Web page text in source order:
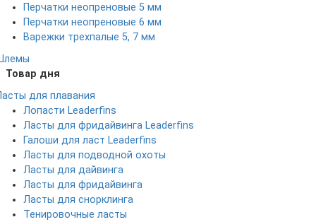
Перчатки неопреновые 5 мм
Перчатки неопреновые 6 мм
Варежки трехпалые 5, 7 мм
Товар дня
для плавания
Лопасти Leaderfins
Ласты для фридайвинга Leaderfins
Галоши для ласт Leaderfins
Ласты для подводной охоты
Ласты для дайвинга
Ласты для фридайвинга
Ласты для снорклинга
Тенировочные ласты